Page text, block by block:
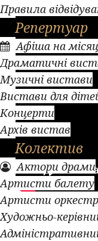
Правила
Репертуар
Афіша на
Драматичні
Музичні вистави
Вистави для
Концерти
Архів вистав
Колектив
Актори драми
Артисти балету
Артисти
Художньо-
Допрем`єрний